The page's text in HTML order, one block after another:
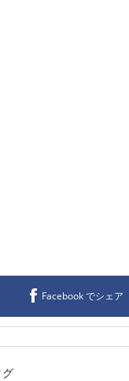
Facebook でシェア